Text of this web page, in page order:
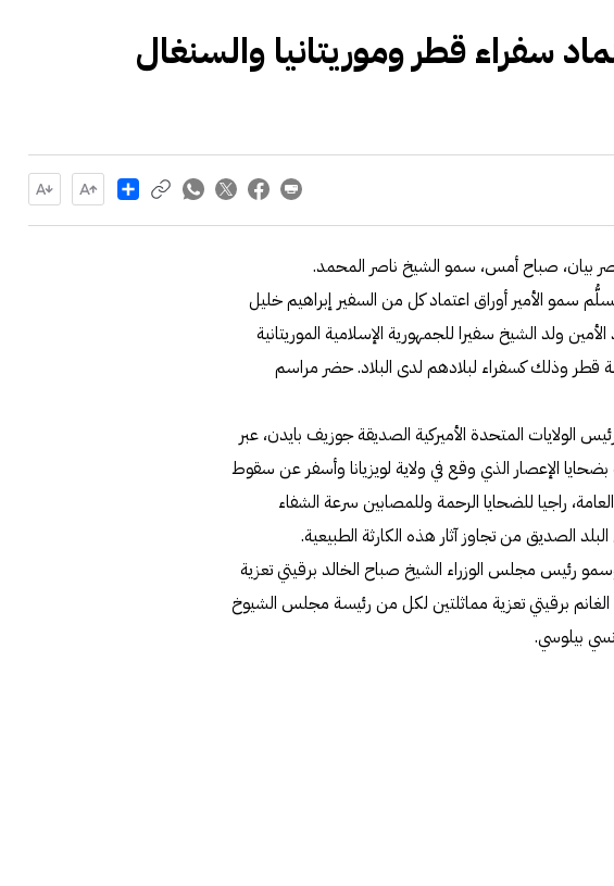
سفراء قطر وموريتانيا والسنغال
Share
بيان، صباح أمس، سمو الشيخ ناصر المحمد.
سمو الأمير أوراق اعتماد كل من السفير إبراهيم خليل
ولد الشيخ سفيرا للجمهورية الإسلامية الموريتانية
قطر وذلك كسفراء لبلادهم لدى البلاد. حضر مراسم
الولايات المتحدة الأميركية الصديقة جوزيف بايدن، عبر
الإعصار الذي وقع في ولاية لويزيانا وأسفر عن سقوط
راجيا للضحايا الرحمة وللمصابين سرعة الشفاء
الصديق من تجاوز آثار هذه الكارثة الطبيعية.
رئيس مجلس الوزراء الشيخ صباح الخالد برقيتي تعزية
برقيتي تعزية مماثلتين لكل من رئيسة مجلس الشيوخ
بيلوسي.